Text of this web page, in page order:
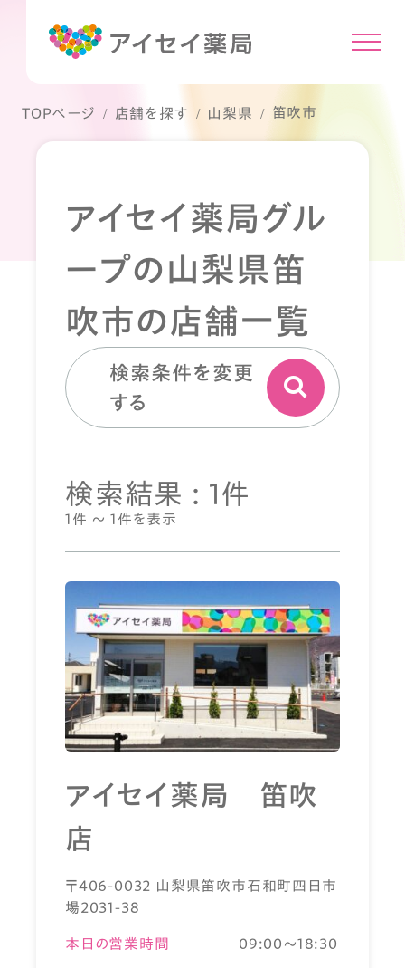
TOPページ 店舗を探す 山梨県 笛吹市
アイセイ薬局グル
ープの山梨県笛
吹市の店舗一覧
検索条件を変更
する
検索結果 : 1件
1件 ～ 1件を表示
アイセイ薬局 笛吹
店
〒406-0032 山梨県笛吹市石和町四日市
場2031-38
本日の営業時間 09:00～18:30